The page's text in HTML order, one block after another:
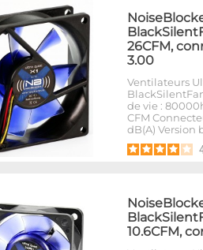
26CFM,
3.00
Ventilateurs
de vie :
CFM
dB(A) Version
10.6CFM,